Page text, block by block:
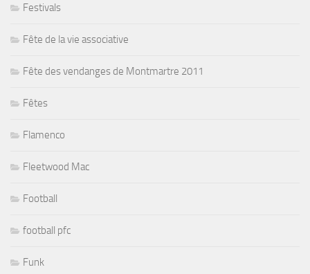
Festivals
Fête de la vie associative
Fête des vendanges de Montmartre 2011
Fêtes
Flamenco
Fleetwood Mac
Football
football pfc
Funk